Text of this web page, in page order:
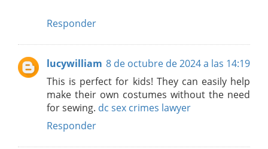
Responder
lucywilliam 8 de octubre de 2024 a las 14:19
This is perfect for kids! They can easily help
make their own costumes without the need
for sewing. dc sex crimes lawyer
Responder